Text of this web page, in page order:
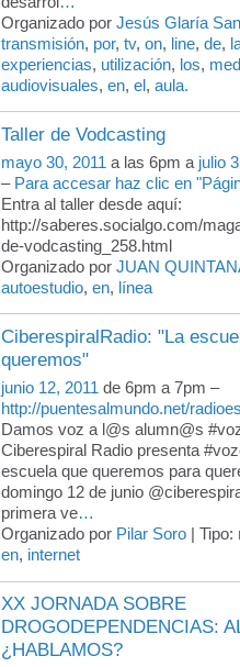
Organizado por Jesús Glaría
transmisión, por, tv, on, line, de,
experiencias, utilización, los,
audiovisuales, en, el, aula.
Taller de Vodcasting
mayo 30, 2011 a las 6pm a julio
– Para accesar haz clic en
Entra al taller desde aquí:
http://saberes.socialgo.com/
de-vodcasting_258.html
Organizado por JUAN
autoestudio, en, línea
CiberespiralRadio: "La
queremos"
junio 12, 2011 de 6pm a 7pm –
http://puentesalmundo.net/
Damos voz a l@s alumn@s
Ciberespiral Radio presenta
escuela que queremos para
domingo 12 de junio
primera ve…
Organizado por Pilar Soro | Tipo:
en, internet
XX JORNADA SOBRE
DROGODEPENDENCIAS:
¿HABLAMOS?